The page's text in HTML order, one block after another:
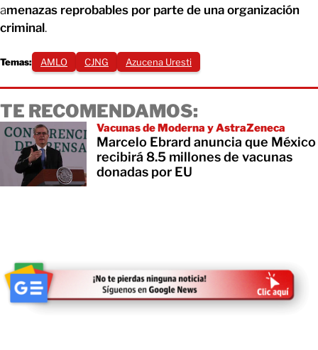
amenazas reprobables por parte de una organización
criminal.
Temas: AMLO CJNG Azucena Uresti
TE RECOMENDAMOS:
Vacunas de Moderna y AstraZeneca
Marcelo Ebrard anuncia que México
recibirá 8.5 millones de vacunas
donadas por EU